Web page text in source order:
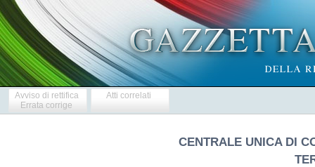
Avviso di rettifica
Errata corrige
Atti correlati
CENTRALE UNICA DI